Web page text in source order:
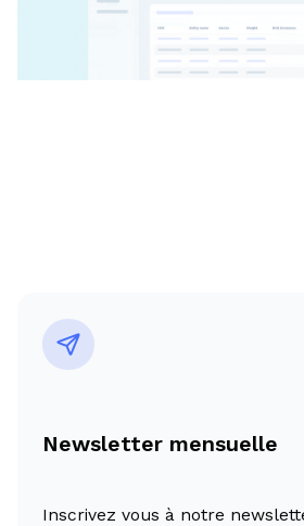
Newsletter mensuelle
Inscrivez vous à notre